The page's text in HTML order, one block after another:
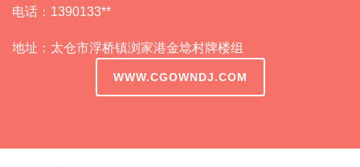
电话：1390133**
地址：太仓市浮桥镇浏家港金埝村牌楼组
WWW.CGOWNDJ.COM